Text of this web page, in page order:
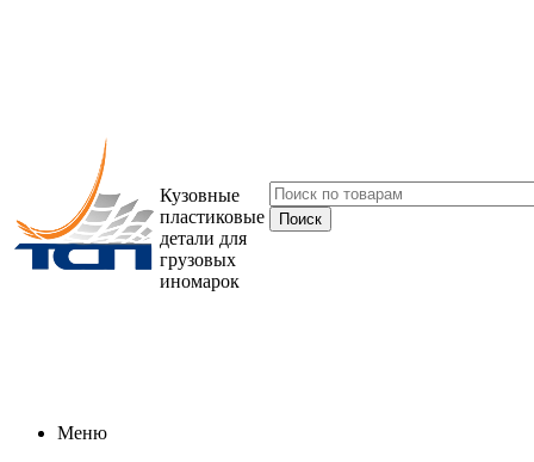
Кузовные
пластиковые
детали для
грузовых
иномарок
Меню